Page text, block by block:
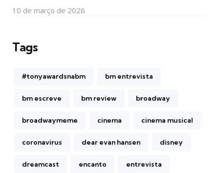
10 de março de 2026
Tags
#tonyawardsnabm bm entrevista
bm escreve bm review broadway
broadwaymeme cinema cinema musical
coronavirus dear evan hansen disney
dreamcast encanto entrevista